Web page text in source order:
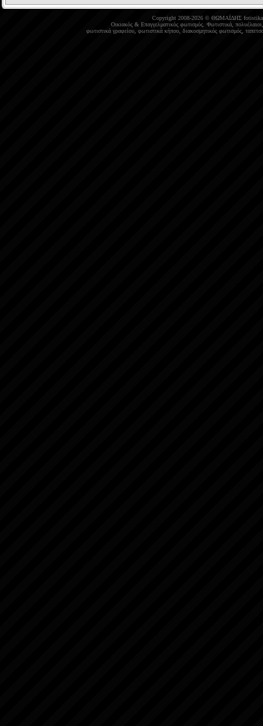
Copyright 2008-2026 © ΘΩΜΑΪΔΗΣ
Οικιακός& Επαγγελματικός φωτισμός. Φωτιστικά, πολυέλαιοι
φωτιστικά γραφείου, φωτιστικά κήπου, διακοσμητικός φωτισμός,